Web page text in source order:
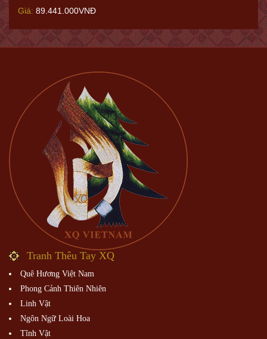
Giá: 89.441.000VNĐ
Tranh Thêu Tay XQ
Quê Hương Việt Nam
Phong Cảnh Thiên Nhiên
Linh Vật
Ngôn Ngữ Loài Hoa
Tĩnh Vật